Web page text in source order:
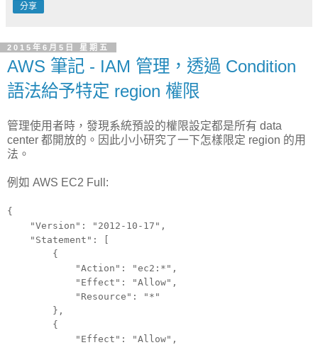
分享
2015年6月5日 星期五
AWS 筆記 - IAM 管理，透過 Condition
語法給予特定 region 權限
管理使用者時，發現系統預設的權限設定都是所有 data
center 都開放的。因此小小研究了一下怎樣限定 region 的用
法。
例如 AWS EC2 Full:
{
"Version": "2012-10-17",
"Statement": [
{
"Action": "ec2:*",
"Effect": "Allow",
"Resource": "*"
},
{
"Effect": "Allow",